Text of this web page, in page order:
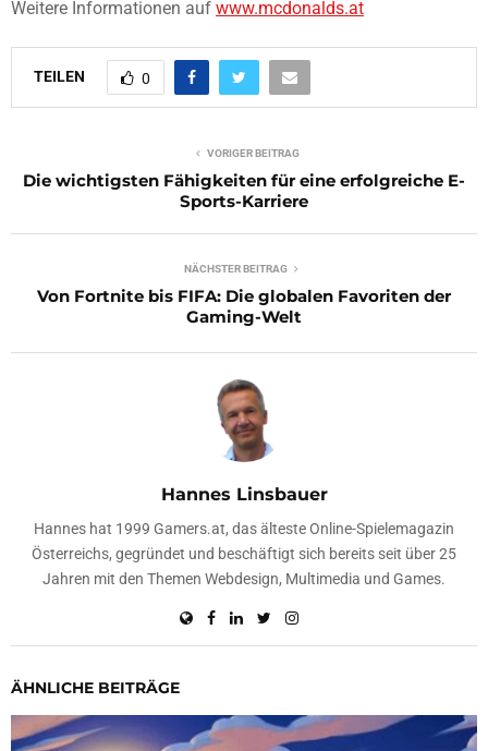
Weitere Informationen auf www.mcdonalds.at
TEILEN 0
VORIGER BEITRAG
Die wichtigsten Fähigkeiten für eine erfolgreiche E-
Sports-Karriere
NÄCHSTER BEITRAG
Von Fortnite bis FIFA: Die globalen Favoriten der
Gaming-Welt
Hannes Linsbauer
Hannes hat 1999 Gamers.at, das älteste Online-Spielemagazin
Österreichs, gegründet und beschäftigt sich bereits seit über 25
Jahren mit den Themen Webdesign, Multimedia und Games.
ÄHNLICHE BEITRÄGE